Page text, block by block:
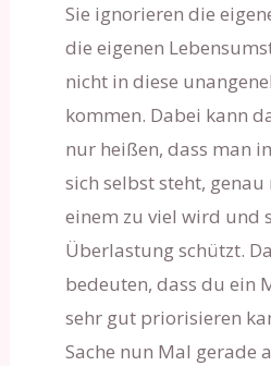
Sie ignorieren die
die eigenen
nicht in diese
kommen. Dabei kann
nur heißen, dass man
sich selbst steht, genau
einem zu viel wird und
Überlastung schützt.
bedeuten, dass du ein
sehr gut priorisieren
Sache nun Mal gerade